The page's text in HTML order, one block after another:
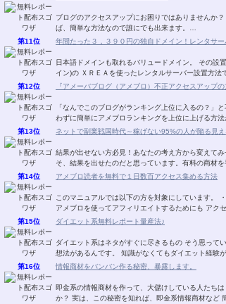
ブログのアクセスアップにお困りではありませんか
ば、簡単な方法なので誰にでも出来ます。…
第11位
年間たった３，３９０円の独自ドメイン！レンタサー
日本語ドメインも取れるバリュードメイン。 その設
イン)の ＸＲＥＡを使ったレンタルサーバー設置方
第12位
『アメーバブログ（アメブロ）不正アクセスアップ
「なんでこのブログがランキング上位に入るの？」
わずに簡単にアメブロランキングを上位に上げる方
第13位
ネットで副業戦国時代～稼げない95%の人が陥る見え
結果が出せない方必見！あなたの考え方から変えて
そ、結果を出せたのだと思っています。有料の商材
第14位
アメブロ読者を無料で１日数百アクセス集める方法
このマニュアルでは以下の方を対象にしています。
アメブロを使ってアフィリエイトするためにも アク
第15位
ダイエット系無料レポート量産法♪
ダイエット系はネタがすぐに尽きるもの そう思って
想法があるんです。 知識がなくてもダイエット経験
第16位
情報商材をバンバン作る秘密、暴露します。
即金系の情報商材を作って、大儲けしている人たち
か？ 実は、この秘密を知れば、即金系情報商材など